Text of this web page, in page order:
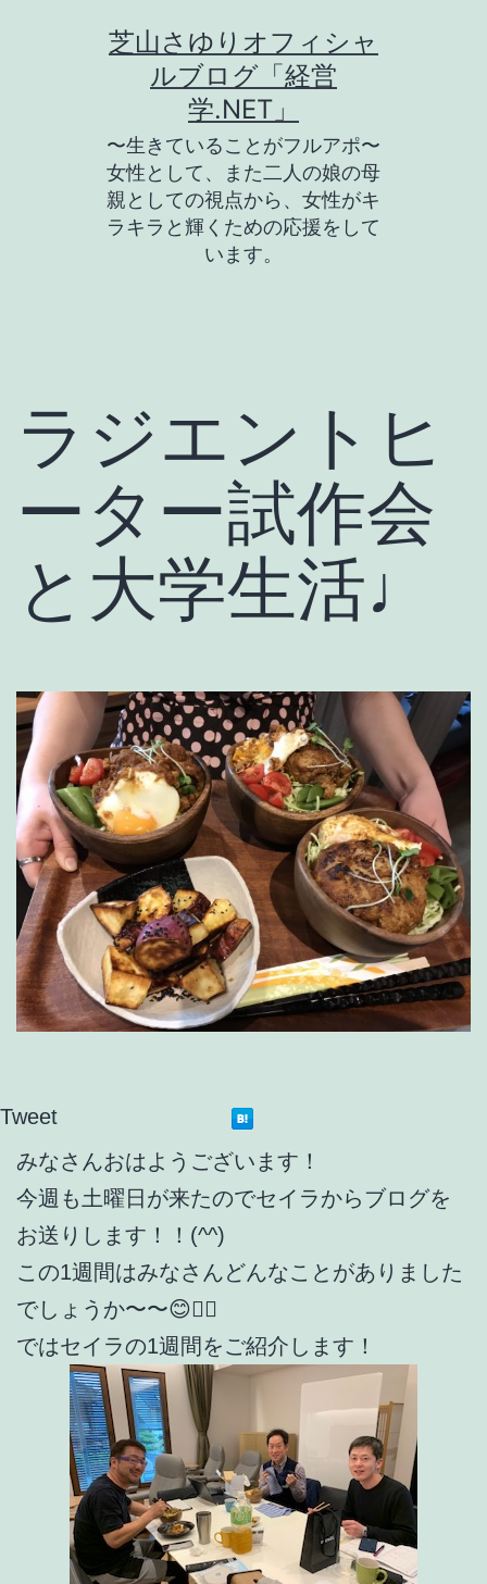
芝山さゆりオフィシャ
ルブログ「経営
学.NET」
〜生きていることがフルアポ〜
女性として、また二人の娘の母
親としての視点から、女性がキ
ラキラと輝くための応援をして
います。
ラジエントヒ
ーター試作会
と大学生活♩
Tweet
みなさんおはようございます！
今週も土曜日が来たのでセイラからブログを
お送りします！！(^^)
この1週間はみなさんどんなことがありました
でしょうか〜〜😊👍🏻
ではセイラの1週間をご紹介します！